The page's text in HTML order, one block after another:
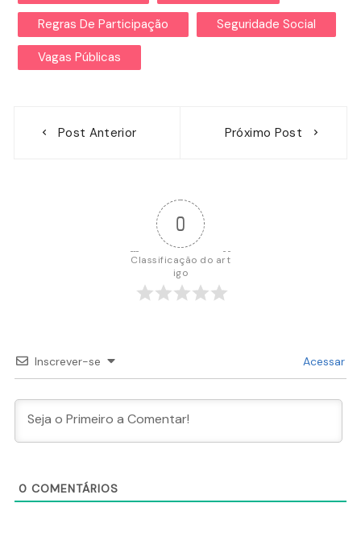
Regras De Participação Seguridade Social
Vagas Públicas
Post Anterior Próximo Post
0
Classificação do art
igo
Inscrever-se Acessar
0 COMENTÁRIOS